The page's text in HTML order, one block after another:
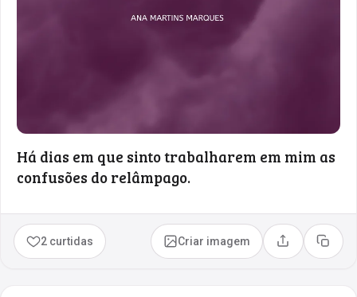
Há dias em que sinto trabalharem em mim as
confusões do relâmpago.
2 curtidas Criar imagem Compartilhar
Copiar